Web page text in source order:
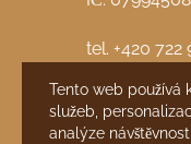
tel. +420 722
facebook|
Obchodní
Tento web používá
služeb,
analýze